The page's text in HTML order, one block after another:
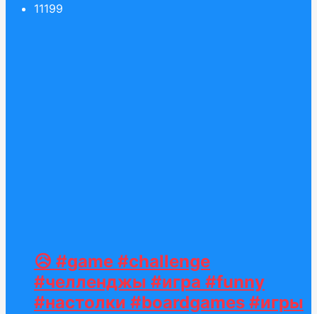
11199
😥 #game #challenge
#челленджы #игра #funny
#настолки #boardgames #игры